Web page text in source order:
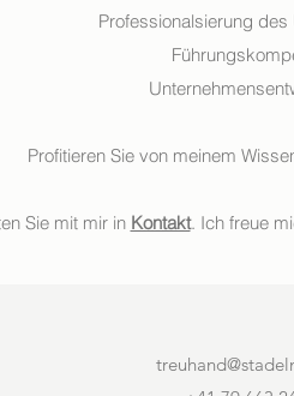
Professionalsierung des
Profitieren Sie von meinem
Sie mit mir in Kontakt. Ich freue